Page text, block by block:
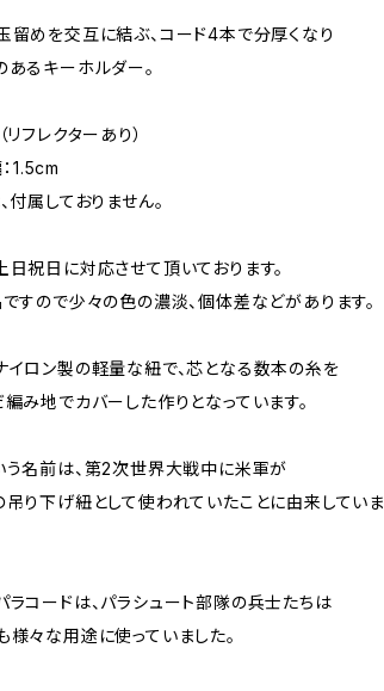
留めを交互に結ぶ、コード4本で分厚くなり
あるキーホルダー。
リフレクターあり）
1.5cm
付属しておりません。
日祝日に対応させて頂いております。
ですので少々の色の濃淡、個体差などがあります。
イロン製の軽量な紐で、芯となる数本の糸を
編み地でカバーした作りとなっています。
う名前は、第2次世界大戦中に米軍が
吊り下げ紐として使われていたことに由来していま
ラコードは、パラシュート部隊の兵士たちは
様々な用途に使っていました。